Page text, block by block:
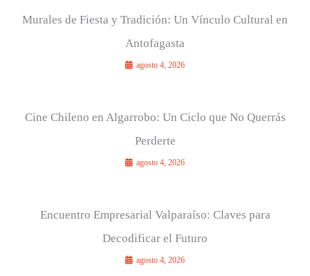
Murales de Fiesta y Tradición: Un Vínculo Cultural en
Antofagasta
agosto 4, 2026
Cine Chileno en Algarrobo: Un Ciclo que No Querrás
Perderte
agosto 4, 2026
Encuentro Empresarial Valparaíso: Claves para
Decodificar el Futuro
agosto 4, 2026